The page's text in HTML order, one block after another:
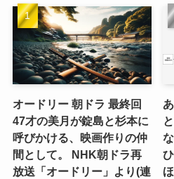
オードリー 朝ドラ 最終回
47才の美月が錠島と杉本に
呼びかける、映画作りの仲
間として。 NHK朝ドラ再
放送「オードリー」より(連